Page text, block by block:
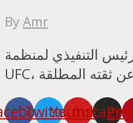
ByAmr
التنفيذي لمنظمة
TwitterYoutube